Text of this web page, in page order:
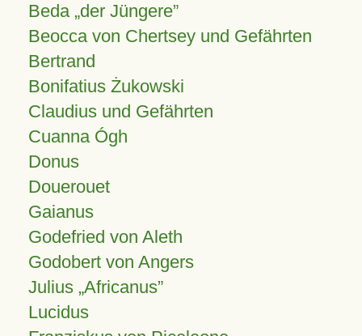
Beda „der Jüngere”
Beocca von Chertsey und Gefährten
Bertrand
Bonifatius Żukowski
Claudius und Gefährten
Cuanna Ógh
Donus
Douerouet
Gaianus
Godefried von Aleth
Godobert von Angers
Julius Africanus
Lucidus